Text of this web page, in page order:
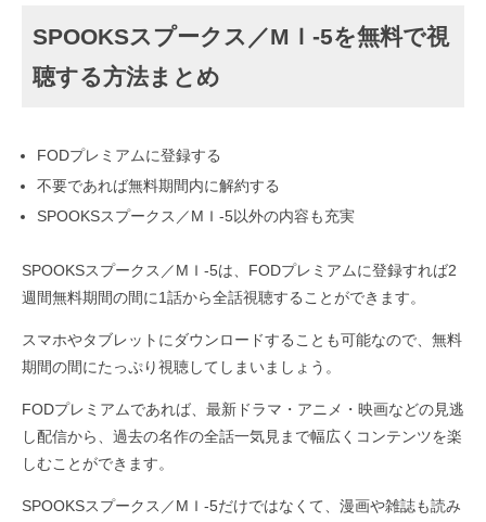
SPOOKSスプークス／MＩ-5を無料で視
聴する方法まとめ
FODプレミアムに登録する
不要であれば無料期間内に解約する
SPOOKSスプークス／MＩ-5以外の内容も充実
SPOOKSスプークス／MＩ-5は、FODプレミアムに登録すれば2
週間無料期間の間に1話から全話視聴することができます。
スマホやタブレットにダウンロードすることも可能なので、無料
期間の間にたっぷり視聴してしまいましょう。
FODプレミアムであれば、最新ドラマ・アニメ・映画などの見逃
し配信から、過去の名作の全話一気見まで幅広くコンテンツを楽
しむことができます。
SPOOKSスプークス／MＩ-5だけではなくて、漫画や雑誌も読み